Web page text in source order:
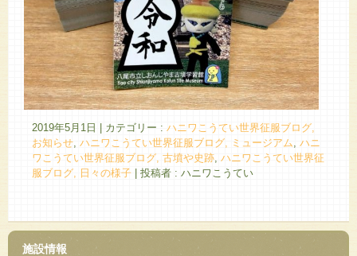
2019年5月1日 カテゴリー : ハニワこうてい世界征服ブログ,
お知らせ ハニワこうてい世界征服ブログ, ミュージアム ハニ
ワこうてい世界征服ブログ, 古墳や史跡 ハニワこうてい世界征
服ブログ, 日々の様子
投稿者 : ハニワこうてい
施設情報